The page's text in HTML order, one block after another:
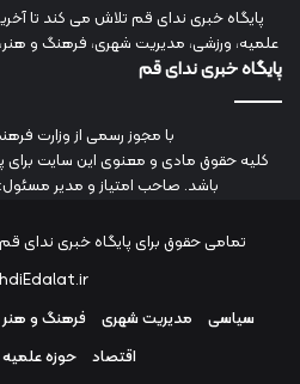
پایگاه خبری ندای قم تلاش می کند تا
علمیه، ورزشی، مدیریت شهری، فرهنگ و
پایگاه خبری ندای قم
با مجوز رسمی از وزارت
کلیه حقوق مادی و معنوی این سایت
باشد. صاحب امتیاز و مدیر
تمامی حقوق برای پایگاه خبری
سیاسی
مدیریت شهری فرهنگ و هنر
اقتصاد
حوزه علمیه